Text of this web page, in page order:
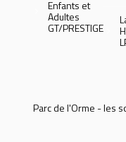
Enfants et
Adultes
GT/PRESTIGE
Parc de l'Orme - les